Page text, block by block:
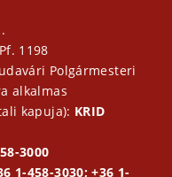
1198
Polgármesteri
alkalmas
kapuja): KRID
3000
1-458-3030; +36 1-